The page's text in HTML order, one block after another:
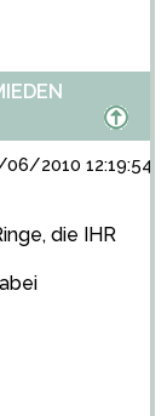
2010 12:19:54
die IHR